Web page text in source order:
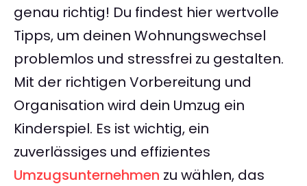
genau richtig! Du findest hier wertvolle
Tipps, um deinen Wohnungswechsel
problemlos und stressfrei zu gestalten.
Mit der richtigen Vorbereitung und
Organisation wird dein Umzug ein
Kinderspiel. Es ist wichtig, ein
zuverlässiges und effizientes
Umzugsunternehmen zu wählen, das